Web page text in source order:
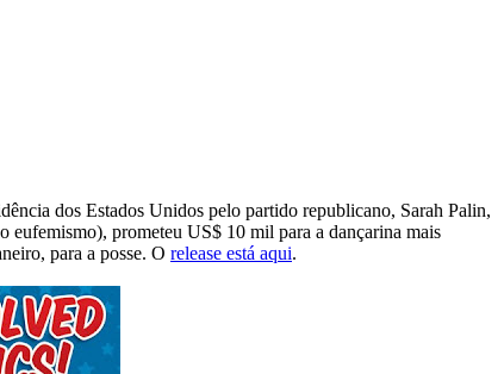
dos Estados Unidos pelo partido republicano, Sarah Palin,
eufemismo), prometeu US$ 10 mil para a dançarina mais
para a posse. O release está aqui.